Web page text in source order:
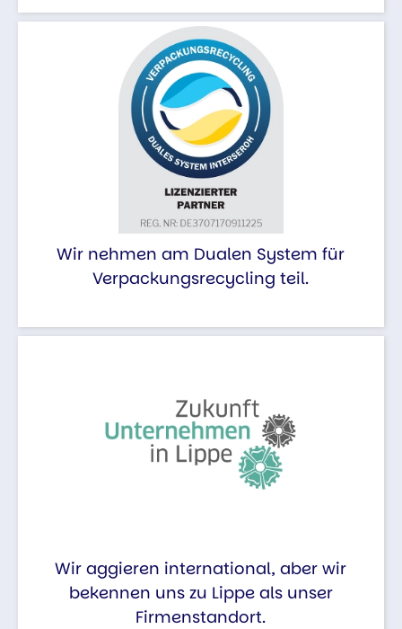
Wir nehmen am Dualen System für
Verpackungsrecycling teil.
Wir aggieren international, aber wir
bekennen uns zu Lippe als unser
Firmenstandort.